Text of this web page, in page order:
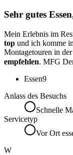
Sehr gutes
Mein Erlebnis im
top und ich komme
Montagetouren in
empfehlen. MFG
Essen9
Anlass des Besuchs
Schnelle
Servicetyp
Vor Ort
W